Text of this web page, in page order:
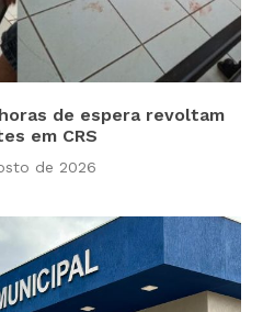
de espera revoltam
em CRS
de 2026